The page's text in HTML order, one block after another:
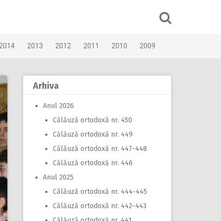
2013 2012 2011 2010 2009
Arhiva
Anul 2026
Călăuză ortodoxă nr. 450
Călăuză ortodoxă nr. 449
Călăuză ortodoxă nr. 447-448
Călăuză ortodoxă nr. 446
Anul 2025
Călăuză ortodoxă nr. 444-445
Călăuză ortodoxă nr. 442-443